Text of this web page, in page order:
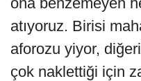
atıyoruz. Birisi
aforozu yiyor,
çok naklettiği için